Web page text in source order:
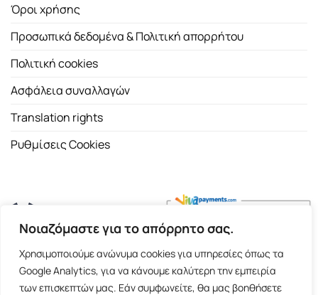
Νοιαζόμαστε για το απόρρητο σας.
Χρησιμοποιούμε ανώνυμα cookies για υπηρεσίες όπως τα
Google Analytics, για να κάνουμε καλύτερη την εμπειρία
των επισκεπτών μας. Εάν συμφωνείτε, θα μας βοηθήσετε
Όροι χρήσης
Προσωπικά δεδομένα & Πολιτική απορρήτου
Πολιτική cookies
Ασφάλεια συναλλαγών
Translation rights
Ρυθμίσεις Cookies
Copyright 2026 ©Εκδοτικός Οίκος Α.Α. Λιβάνη| All rights
reserved.
Σόλωνος 98, 10680 Αθήνα | Τ:2103661200- F: 2103617791